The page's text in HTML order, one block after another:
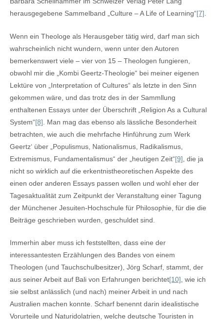
herausgegebene Sammelband „Culture – A Life of Learning“[7]
Wenn ein Theologe als Herausgeber tätig wird, darf man sich
wahrscheinlich nicht wundern, wenn unter den Autoren
bemerkenswert viele – vier von 15 – Theologen fungieren,
obwohl mir die „Kombi Geertz-Theologie“ bei meiner eigenen
Lektüre von „Interpretation of Cultures“ als letzte in den Sinn
gekommen wäre, und das trotz des in der Sammllung
enthaltenen Essays unter der Überschrift „Religion As a Cultural
System“[8] . Man mag das ebenso als lässliche Besonderheit
betrachten, wie auch die mehrfache Hinführung zum Werk
Geertz‘ über „Populismus, Nationalismus, Radikalismus,
Extremismus, Fundamentalismus“ der „heutigen Zeit“[9] , die ja
nicht so wirklich auf die erkentnistheoretischen Aspekte des
einen oder anderen Essays passen wollen und wohl eher der
Tagesaktualität zum Zeitpunkt der Veranstaltung einer Tagung
der Münchener Jesuiten-Hochschule für Philosophie, für die die
Beiträge geschrieben wurden, geschuldet sind.
Immerhin aber muss ich feststellten, dass eine der
interessantesten Erzählungen des Bandes von einem
Theologen (und Tauchschulbesitzer), Jörg Scharf, stammt, der
aus seiner Arbeit auf Bali von Erfahrungen berichtet[10] , wie ich
sie selbst anlässlich (und nach) meiner Arbeit in und nach
Australien machen konnte. Scharf benennt darin idealistische
Vorurteile und Naturidolatrien, welche deutsche Touristen in